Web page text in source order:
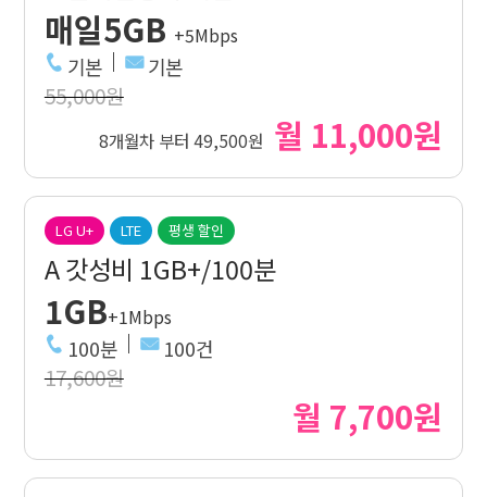
매일5GB +5Mbps
기본 기본
55,000원
8개월차 부터 49,500원 월 11,000원
LG U+ LTE 평생 할인
A 갓성비 1GB+/100분
1GB+1Mbps
100분 100건
17,600원
월 7,700원